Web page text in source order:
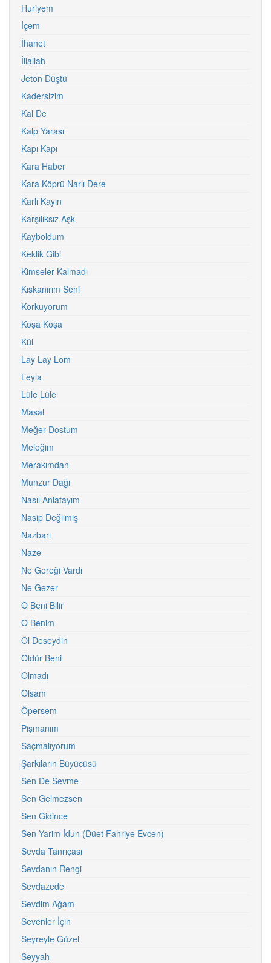
Huriyem
İçem
İhanet
İllallah
Jeton Düştü
Kadersizim
Kal De
Kalp Yarası
Kapı Kapı
Kara Haber
Kara Köprü Narlı Dere
Karlı Kayın
Karşılıksız Aşk
Kayboldum
Keklik Gibi
Kimseler Kalmadı
Kıskanırım Seni
Korkuyorum
Koşa Koşa
Kül
Lay Lay Lom
Leyla
Lüle Lüle
Masal
Meğer Dostum
Meleğim
Merakımdan
Munzur Dağı
Nasıl Anlatayım
Nasip Değilmiş
Nazbarı
Naze
Ne Gereği Vardı
Ne Gezer
O Beni Bilir
O Benim
Öl Deseydin
Öldür Beni
Olmadı
Olsam
Öpersem
Pişmanım
Saçmalıyorum
Şarkıların Büyücüsü
Sen De Sevme
Sen Gelmezsen
Sen Gidince
Sen Yarim İdun (Düet Fahriye Evcen)
Sevda Tanrıçası
Sevdanın Rengi
Sevdazede
Sevdim Ağam
Sevenler İçin
Seyreyle Güzel
Seyyah